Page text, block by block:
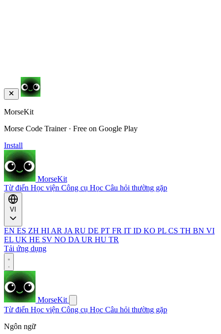
MorseKit
Morse Code Trainer · Free on Google Play
Install
MorseKit
Từ điển Học viện Công cụ Học Câu hỏi thường gặp
EN ES ZH HI AR JA RU DE PT FR IT ID KO PL CS TH BN VI
EL UK HE SV NO DA UR HU TR
Tải ứng dụng
MorseKit
Từ điển Học viện Công cụ Học Câu hỏi thường gặp
Ngôn ngữ